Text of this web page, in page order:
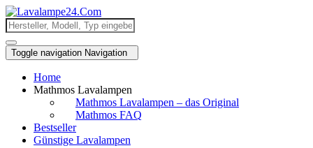
Toggle navigation Navigation
Home
Mathmos Lavalampen
Mathmos Lavalampen – das Original
Mathmos FAQ
Bestseller
Günstige Lavalampen